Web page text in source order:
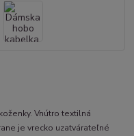
Vnútro textilná
je vrecko uzatvárateľné